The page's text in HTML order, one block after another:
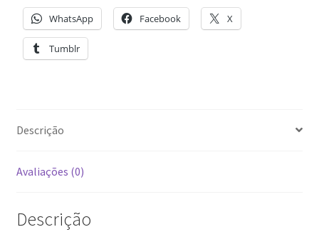
WhatsApp Facebook X
Tumblr
Descrição
Avaliações (0)
Descrição